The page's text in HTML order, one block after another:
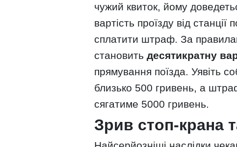
чужий квиток, йому
вартість проїзду від
сплатити штраф. За
становить десятикратну
прямування поїзда. Уявіть
близько 500 гривень, а
сягатиме 5000 гривень.
Зрив стоп-крана